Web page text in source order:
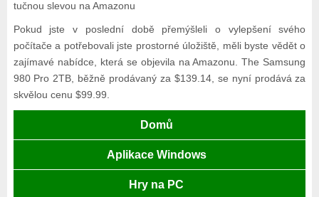
tučnou slevou na Amazonu
Pokud jste v poslední době přemýšleli o vylepšení svého
počítače a potřebovali jste prostorné úložiště, měli byste vědět o
zajímavé nabídce, která se objevila na Amazonu. The Samsung
980 Pro 2TB, běžně prodávaný za $139.14, se nyní prodává za
skvělou cenu $99.99.
Domů
Aplikace Windows
Hry na PC